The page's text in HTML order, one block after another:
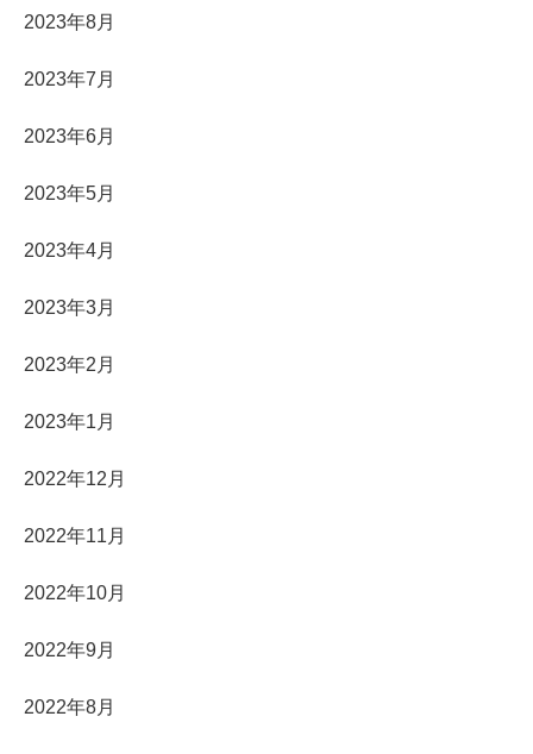
2023年8月
2023年7月
2023年6月
2023年5月
2023年4月
2023年3月
2023年2月
2023年1月
2022年12月
2022年11月
2022年10月
2022年9月
2022年8月